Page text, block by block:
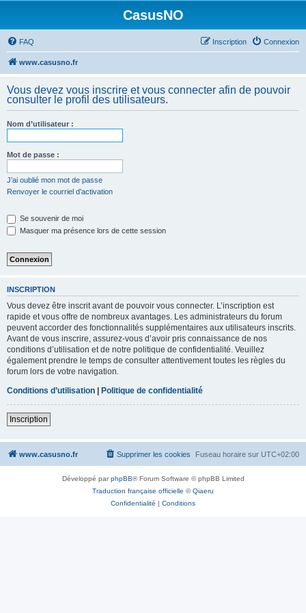
CasusNO
FAQ Connexion
Inscription
www.casusno.fr
Vous devez vous inscrire et vous connecter afin de pouvoir
consulter le profil des utilisateurs.
Nom d’utilisateur :
Mot de passe :
J’ai oublié mon mot de passe
Renvoyer le courriel d’activation
Se souvenir de moi
Masquer ma présence lors de cette session
INSCRIPTION
Vous devez être inscrit avant de pouvoir vous connecter. L’inscription est
rapide et vous offre de nombreux avantages. Les administrateurs du forum
peuvent accorder des fonctionnalités supplémentaires aux utilisateurs inscrits.
Avant de vous inscrire, assurez-vous d’avoir pris connaissance de nos
conditions d’utilisation et de notre politique de confidentialité. Veuillez
également prendre le temps de consulter attentivement toutes les règles du
forum lors de votre navigation.
Conditions d’utilisation | Politique de confidentialité
Inscription
www.casusno.fr Fuseau horaire sur UTC+02:00
Supprimer les cookies
Développé parphpBB® Forum Software © phpBB Limited
Traduction française officielle ©Qiaeru
Confidentialité | Conditions